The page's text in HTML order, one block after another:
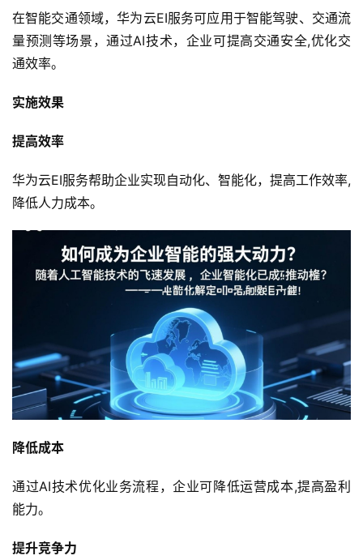
首
页
产
与
务
关
于
我
们
在智能交通领域，华为云EI服务可应用于智能驾驶、交通流
量预测等场景，通过AI技术，企业可提高交通安全,优化交
通效率。
实施效果
提高效率
华为云EI服务帮助企业实现自动化、智能化，提高工作效率,
降低人力成本。
降低成本
通过AI技术优化业务流程，企业可降低运营成本,提高盈利
能力。
提升竞争力